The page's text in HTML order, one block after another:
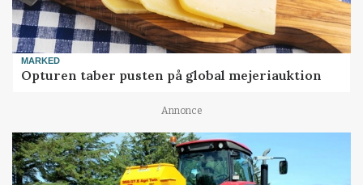
MARKED
Opturen taber pusten på global mejeriauktion
Annonce